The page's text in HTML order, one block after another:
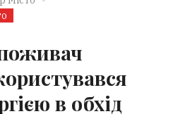
в обхід